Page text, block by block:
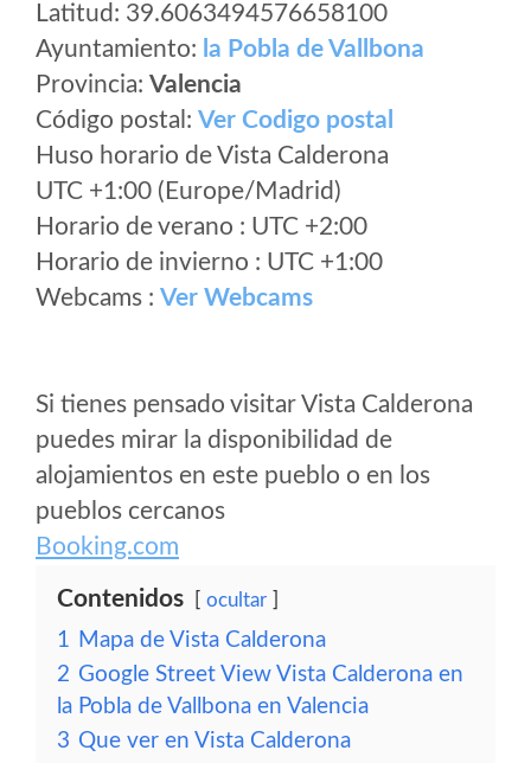
Latitud: 39.6063494576658100
Ayuntamiento: la Pobla de Vallbona
Provincia: Valencia
Código postal: Ver Codigo postal
Huso horario de Vista Calderona
UTC +1:00 (Europe/Madrid)
Horario de verano : UTC +2:00
Horario de invierno : UTC +1:00
Webcams : Ver Webcams
Si tienes pensado visitar Vista Calderona
puedes mirar la disponibilidad de
alojamientos en este pueblo o en los
pueblos cercanos
Booking.com
Contenidos ocultar
1 Mapa de Vista Calderona
2 Google Street View Vista Calderona en
la Pobla de Vallbona en Valencia
3 Que ver en Vista Calderona